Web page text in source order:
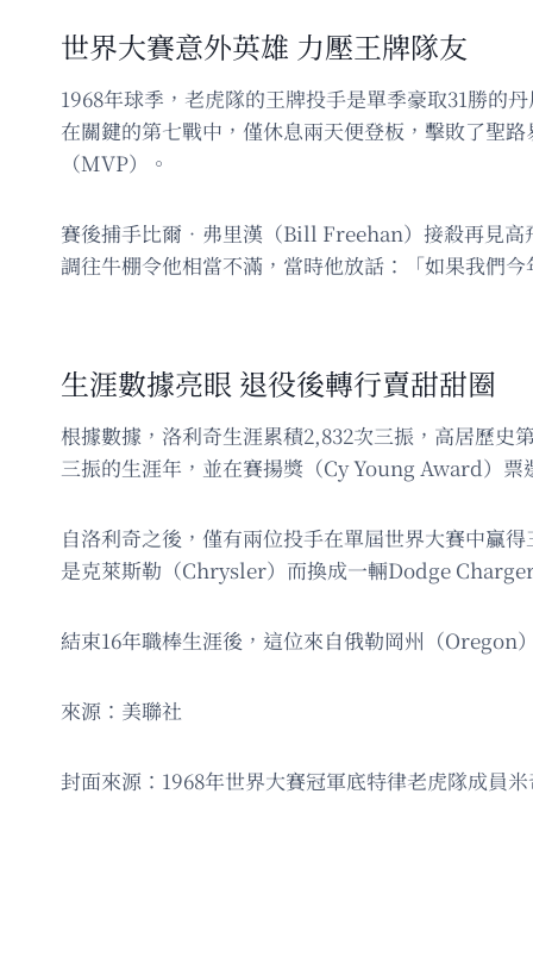
世界大賽意外英雄 力壓王牌隊友
1968年球季，老虎隊的王牌投手是單季豪取31勝的
在關鍵的第七戰中，僅休息兩天便登板，擊敗了聖
（MVP）。
賽後捕手比爾．弗里漢（Bill Freehan）接殺再見
調往牛棚令他相當不滿，當時他放話：「如果我們
生涯數據亮眼 退役後轉行賣甜甜圈
根據數據，洛利奇生涯累積2,832次三振，高居歷
三振的生涯年，並在賽揚獎（Cy Young Award）票
自洛利奇之後，僅有兩位投手在單屆世界大賽中贏
是克萊斯勒（Chrysler）而換成一輛Dodge
結束16年職棒生涯後，這位來自俄勒岡州（Oregon
來源：美聯社
封面來源：1968年世界大賽冠軍底特律老虎隊成員